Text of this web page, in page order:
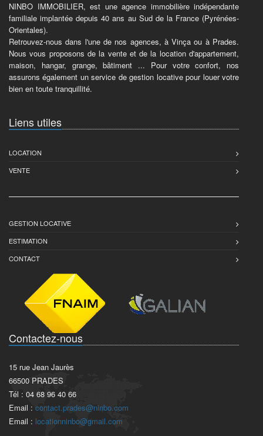
NINBO IMMOBILIER, est une agence immobilière indépendante
familiale implantée depuis 40 ans au Sud de la France (Pyrénées-
Orientales).
Retrouvez-nous dans l'une de nos agences, à Vinça ou à Prades.
Nous vous proposons de la vente et de la location d'appartement,
maison, hangar, grange, bâtiment ... Pour votre confort, nos
assurons également un service de gestion locative pour louer votre
bien en toute tranquillité.
Liens utiles
LOCATION
VENTE
GESTION LOCATIVE
ESTIMATION
CONTACT
Contactez-nous
15 rue Jean Jaurès
66500 PRADES
Tél : 04 68 96 40 66
Email : contact.prades@ninbo.com
Email : locationninbo@gmail.com